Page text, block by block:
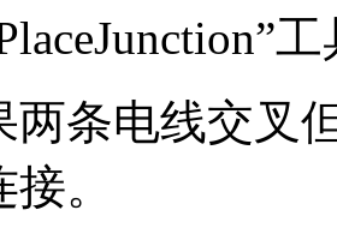
两条电线交叉
。